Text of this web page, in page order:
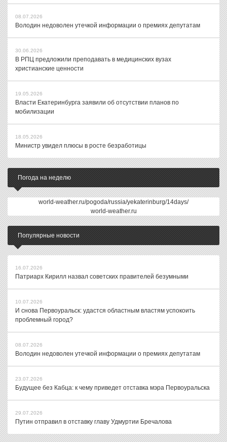
08.07.2026
Володин недоволен утечкой информации о премиях депутатам
30.06.2026
В РПЦ предложили преподавать в медицинских вузах
христианские ценности
19.05.2026
Власти Екатеринбурга заявили об отсутствии планов по
мобилизации
18.05.2026
Министр увидел плюсы в росте безработицы
Погода на неделю
world-weather.ru/pogoda/russia/yekaterinburg/14days/
world-weather.ru
Популярные новости
16.07.2026
Патриарх Кирилл назвал советских правителей безумными
10.07.2026
И снова Первоуральск: удастся областным властям успокоить
проблемный город?
08.07.2026
Володин недоволен утечкой информации о премиях депутатам
23.07.2026
Будущее без Кабца: к чему приведет отставка мэра Первоуральска
29.07.2026
Путин отправил в отставку главу Удмуртии Бречалова